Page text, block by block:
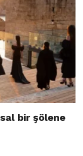
bir şölene